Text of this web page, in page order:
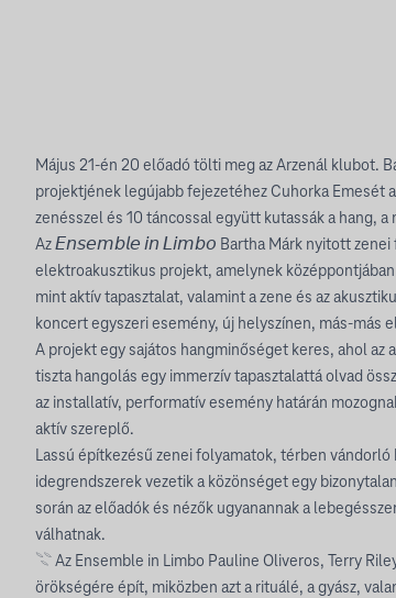
Május 21-én 20 előadó tölti meg az Arzenál klubot.
projektjének legújabb fejezetéhez Cuhorka Emesét
zenésszel és 10 táncossal együtt kutassák a hang, a
Az 𝘌𝘯𝘴𝘦𝘮𝘣𝘭𝘦 𝘪𝘯 𝘓𝘪𝘮𝘣𝘰 Bartha Márk nyitott zenei
elektroakusztikus projekt, amelynek
mint aktív tapasztalat, valamint a zene és az
koncert egyszeri esemény, új helyszínen, más-más
A projekt egy sajátos hangminőséget keres, ahol az
tiszta hangolás egy immerzív tapasztalattá olvad
az installatív, performatív esemény határán
aktív szereplő.
Lassú építkezésű zenei folyamatok, térben
idegrendszerek vezetik a közönséget egy
során az előadók és nézők ugyanannak a
válhatnak.
𓇢 Az Ensemble in Limbo Pauline Oliveros, Terry
örökségére épít, miközben azt a rituálé, a gyász,